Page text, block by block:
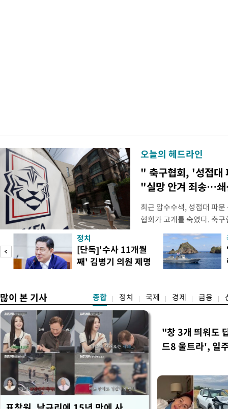
오늘의 헤드라인
" 축구협회, '성접대
"실망 안겨 죄송…
최근 압수수색, 성접대 파
협회가 고개를 숙였다. 축
관계자 여러분께 드리는
다. 축구협회는 최근 2026
컵 조별리그 탈락과 관련해
회에서 질타를 받은 데 이
정치
[단독]'수사 11개월
째' 김병기 의원 제명
많이 본 기사 종합 정치 국제 경제 금융
"창 3개 띄워도
드8 울트라', 일